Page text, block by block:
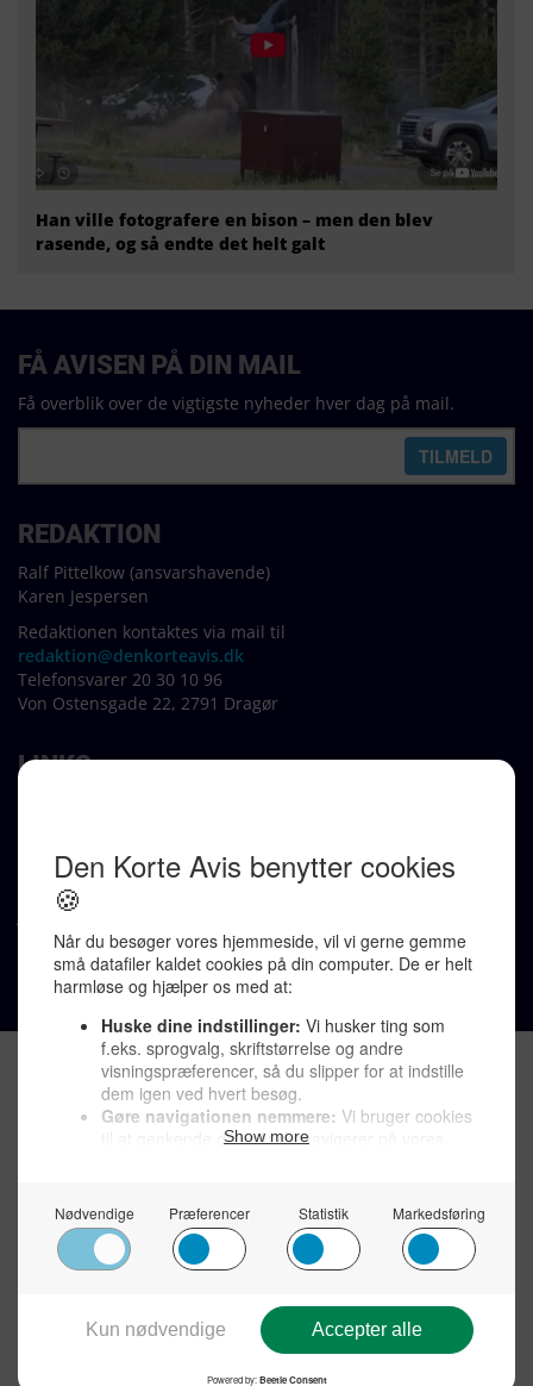
Han ville fotografere en bison – men den blev
rasende, og så endte det helt galt
REDAKTION
Ralf Pittelkow (ansvarshavende)
Karen Jespersen
Redaktionen kontaktes via mail til
redaktion@denkorteavis.dk
Telefonsvarer 20 30 10 96
Von Ostensgade 22, 2791 Dragør
LINKS
Støt Den Korte Avis >
Jobannoncer >
Send et læserbrev >
Privatlivspolitik >
FÅ AVISEN PÅ DIN MAIL
Få overblik over de vigtigste nyheder hver dag på mail.